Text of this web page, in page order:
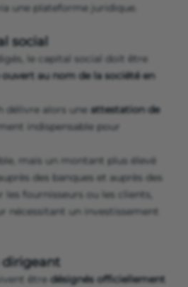
une plateforme juridique.
social
le capital social doit être
au nom de la société en
délivre alors une attestation de
indispensable pour
mais un montant plus élevé
des banques et auprès des
fournisseurs ou les clients,
nécessitant un investissement
dirigeant
être désignés officiellement